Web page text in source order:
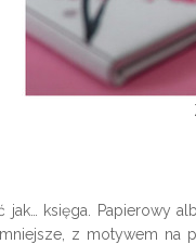
jak… księga. Papierowy
z motywem